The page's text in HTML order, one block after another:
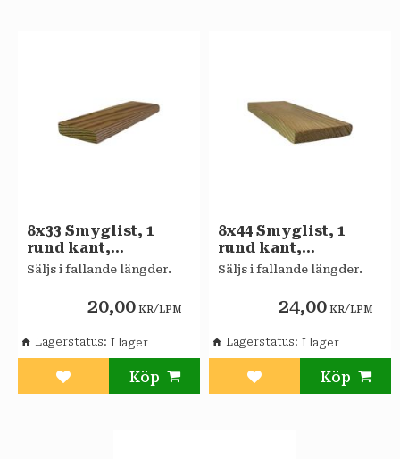
8x33 Smyglist, 1
rund kant,
obehandlad Furu A
Säljs i fallande längder.
20,00 KR/LPM
Lägg till i favoriter
Lagerstatus
8x44 Smyglist, 1
rund kant,
obehandlad Furu A
Säljs i fallande längder.
24,00 KR/LPM
Lägg till i favoriter
Lagerstatus